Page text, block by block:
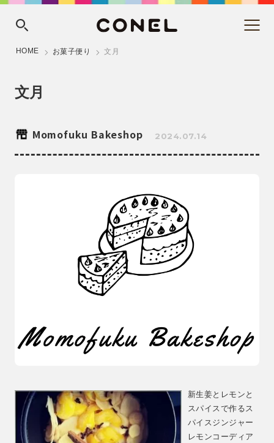
HOME お菓子便り 文月
文月
Momofuku Bakeshop 2024.07.14
新生姜とレモンと
スパイスで作るス
パイスジンジャー
レモンコーディア